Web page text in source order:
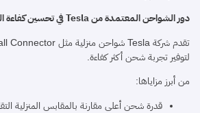
دور الشواحن المعتمدة من Tesla في تحسين كفاءة الشحن
لتوفير تجربة شحن أكثر كفاءة.
من أبرز مزاياها:
قدرة شحن أعلى مقارنة بالمقابس المنزلية